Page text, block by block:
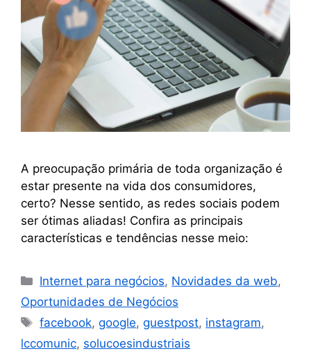
A preocupação primária de toda organização é
estar presente na vida dos consumidores,
certo? Nesse sentido, as redes sociais podem
ser ótimas aliadas! Confira as principais
características e tendências nesse meio:
Internet para negócios, Novidades da web,
Oportunidades de Negócios
facebook,google,guestpost, instagram,
lccomunic, solucoesindustriais